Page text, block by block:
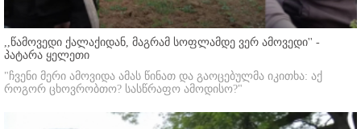
,,წამოვედი ქალაქიდან, მაგრამ სოფლამდე ვერ ამოვედი'' -
პატარა ყელეთი
"ჩვენი მერი ამოვიდა ამას წინათ და გაოცებულმა იკითხა: აქ
როგორ ცხოვრობთო? სასწრაფო ამოდისო?"